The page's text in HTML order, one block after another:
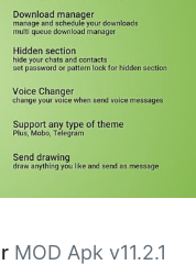
MOD Apk v11.2.1